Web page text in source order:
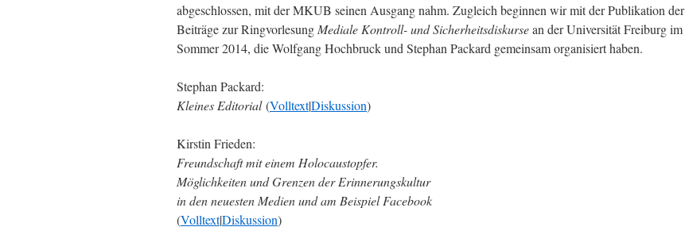
abgeschlossen, mit der MKUB seinen Ausgang nahm. Zugleich beginnen wir mit der Publikation der
Beiträge zur Ringvorlesung Mediale Kontroll- und Sicherheitsdiskursean der Universität Freiburg im
Sommer 2014, die Wolfgang Hochbruck und Stephan Packard gemeinsam organisiert haben.
Stephan Packard:
Kleines Editorial(Volltext|Diskussion)
Kirstin Frieden:
Freundschaft mit einem Holocaustopfer.
Möglichkeiten und Grenzen der Erinnerungskultur
in den neuesten Medien und am Beispiel Facebook
(Volltext|Diskussion)